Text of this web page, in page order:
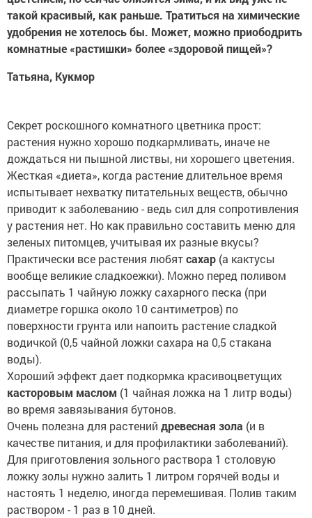
такой красивый, как раньше. Тратиться на химические
удобрения не хотелось бы. Может, можно приободрить
комнатные «растишки» более «здоровой пищей»?
Татьяна, Кукмор
Секрет роскошного комнатного цветника прост:
растения нужно хорошо подкармливать, иначе не
дождаться ни пышной листвы, ни хорошего цветения.
Жесткая «диета», когда растение длительное время
испытывает нехватку питательных веществ, обычно
приводит к заболеванию - ведь сил для сопротивления
у растения нет. Но как правильно составить меню для
зеленых питомцев, учитывая их разные вкусы?
Практически все растения любятсахар (а кактусы
вообще великие сладкоежки). Можно перед поливом
рассыпать 1 чайную ложку сахарного песка (при
диаметре горшка около 10 сантиметров) по
поверхности грунта или напоить растение сладкой
водичкой (0,5 чайной ложки сахара на 0,5 стакана
воды).
Хороший эффект дает подкормка красивоцветущих
касторовым маслом (1 чайная ложка на 1 литр воды)
во время завязывания бутонов.
Очень полезна для растений древесная зола (и в
качестве питания, и для профилактики заболеваний).
Для приготовления зольного раствора 1 столовую
ложку золы нужно залить 1 литром горячей воды и
настоять 1 неделю, иногда перемешивая. Полив таким
раствором - 1 раз в 10 дней.